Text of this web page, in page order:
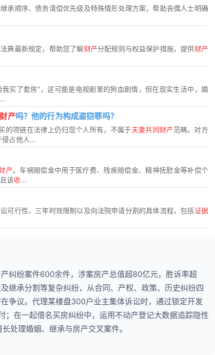
承顺序、债务清偿优先级及特殊情形处理方案，帮助丧偶人士明确
典最新规定，帮助您了解财产分配规则与权益保护措施，提供财产
买了套房"，这可能是电视剧里的狗血剧情，但在现实生活中，婚
产吗？他的行为构成盗窃罪吗？
的项链在法律上仍归您个人所有，不属于夫妻共同财产范畴。对方
占他人...
产。车祸赔偿金中用于医疗费、残疾赔偿金、精神抚慰金等补偿个
该收...
可行性、三年时效限制以及向法院申请分割的具体流程，包括证据
纠纷案件600余件，涉案房产总值超80亿元，胜诉率超
继承分割等复杂纠纷，从合同、产权、政策、历史纠纷四
争议。代理某楼盘300户业主集体诉讼时，通过锁定开发
在一起借名买房纠纷中，运用不动产登记大数据追踪隐性
处理婚姻、继承与房产交叉案件。